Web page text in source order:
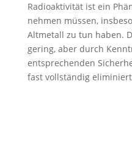
Radioaktivität ist ein
nehmen müssen,
Altmetall zu tun haben.
gering, aber durch
entsprechenden
fast vollständig